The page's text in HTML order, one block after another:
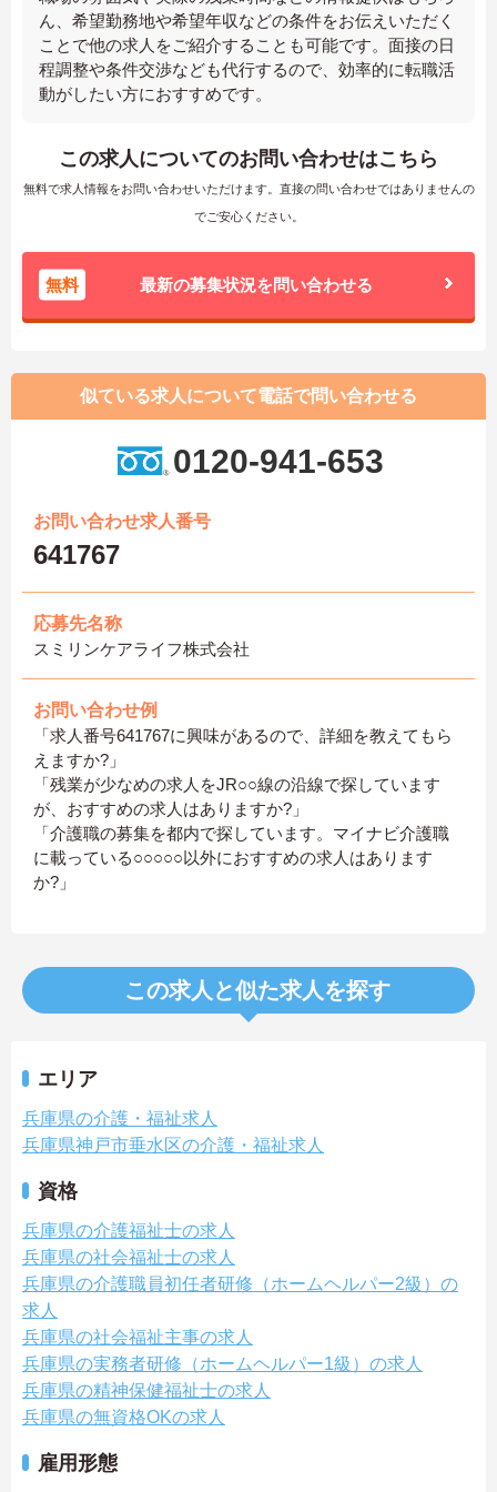
ん、希望勤務地や希望年収などの条件をお伝えいただく
ことで他の求人をご紹介することも可能です。面接の日
程調整や条件交渉なども代行するので、効率的に転職活
動がしたい方におすすめです。
この求人についてのお問い合わせはこちら
無料で求人情報をお問い合わせいただけます。直接の問い合わせではありませんの
でご安心ください。
無料 最新の募集状況を問い合わせる
似ている求人について電話で問い合わせる
0120-941-653
お問い合わせ求人番号
641767
応募先名称
スミリンケアライフ株式会社
お問い合わせ例
「求人番号641767に興味があるので、詳細を教えてもら
えますか?」
「残業が少なめの求人をJR○○線の沿線で探しています
が、おすすめの求人はありますか?」
「介護職の募集を都内で探しています。マイナビ介護職
に載っている○○○○○以外におすすめの求人はあります
か?」
この求人と似た求人を探す
エリア
兵庫県の介護・福祉求人
兵庫県神戸市垂水区の介護・福祉求人
資格
兵庫県の介護福祉士の求人
兵庫県の社会福祉士の求人
兵庫県の介護職員初任者研修（ホームヘルパー2級）の
求人
兵庫県の社会福祉主事の求人
兵庫県の実務者研修（ホームヘルパー1級）の求人
兵庫県の精神保健福祉士の求人
兵庫県の無資格OKの求人
雇用形態